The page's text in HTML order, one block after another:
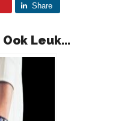
Share
Leuk...